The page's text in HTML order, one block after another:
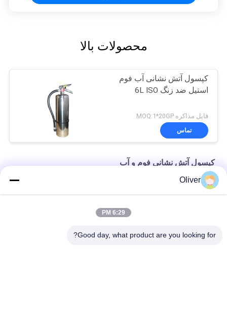
محصولات بالا
کپسول آتش نشانی آب فوم
استیل ضد زنگ 6L ISO
قابل مذاکره MOQ:1*20GP
تماس
کپسول آتش نشانی فوم و آب
6L کلاس K کپسول آتش نشانی فولاد ضد زنگ برای آشپزخانه Oliver
6:29 PM
Good day, what product are you looking for?